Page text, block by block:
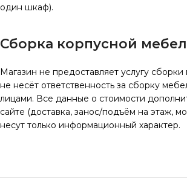
один шкаф).
Сборка корпусной
Магазин не предоставляет услугу
не несёт ответственность за сборку
лицами. Все данные о стоимости
сайте (доставка, занос/подъём на этаж,
несут только информационный характер.